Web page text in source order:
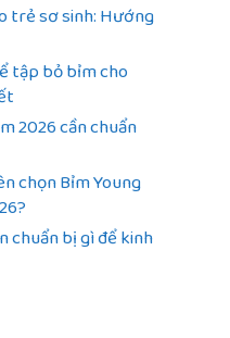
trẻ sơ sinh: Hướng
tập bỏ bỉm cho
2026 cần chuẩn
chọn Bỉm Young
chuẩn bị gì để kinh